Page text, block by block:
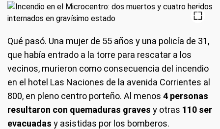
Qué pasó. Una mujer de 55 años y una policía de 31,
que había entrado a la torre para rescatar a los
vecinos, murieron como consecuencia del incendio
en el hotel Las Naciones de la avenida Corrientes al
800, en pleno centro porteño. Al menos 4 personas
resultaron con quemaduras graves y otras 110 ser
evacuadas y asistidas por los bomberos.